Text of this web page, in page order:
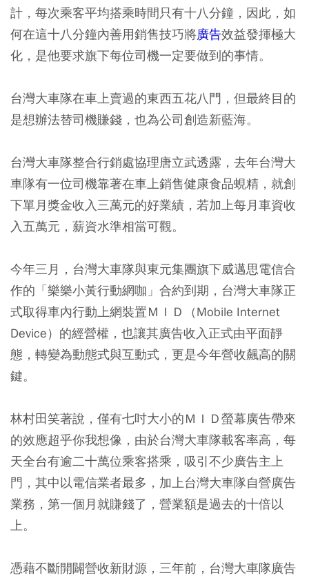
計，每次乘客平均搭乘時間只有十八分鐘，因此，如
何在這十八分鐘內善用銷售技巧將廣告效益發揮極大
化，是他要求旗下每位司機一定要做到的事情。
台灣大車隊在車上賣過的東西五花八門，但最終目的
是想辦法替司機賺錢，也為公司創造新藍海。
台灣大車隊整合行銷處協理唐立武透露，去年台灣大
車隊有一位司機靠著在車上銷售健康食品蜆精，就創
下單月獎金收入三萬元的好業績，若加上每月車資收
入五萬元，薪資水準相當可觀。
今年三月，台灣大車隊與東元集團旗下威邁思電信合
作的「樂樂小黃行動網咖」合約到期，台灣大車隊正
式取得車內行動上網裝置ＭＩＤ（Mobile Internet
Device）的經營權，也讓其廣告收入正式由平面靜
態，轉變為動態式與互動式，更是今年營收飆高的關
鍵。
林村田笑著說，僅有七吋大小的ＭＩＤ螢幕廣告帶來
的效應超乎你我想像，由於台灣大車隊載客率高，每
天全台有逾二十萬位乘客搭乘，吸引不少廣告主上
門，其中以電信業者最多，加上台灣大車隊自營廣告
業務，第一個月就賺錢了，營業額是過去的十倍以
上。
憑藉不斷開闢營收新財源，三年前，台灣大車隊廣告